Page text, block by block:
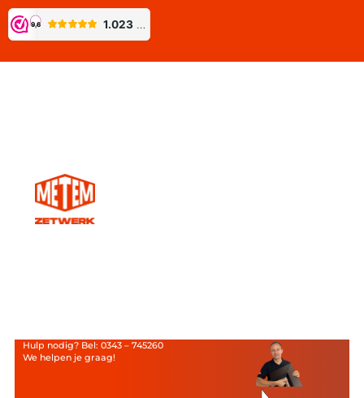
Hulp nodig? Bel: 0343 – 745260
We helpen je graag!